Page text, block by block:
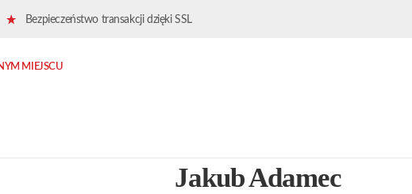
Bezpieczeństwo transakcji dzięki SSL
MIEJSCU
Jakub Adamec